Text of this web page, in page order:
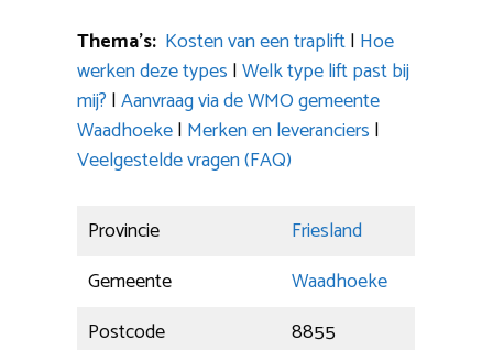
Thema’s: Kosten van een traplift| Hoe
werken deze types |Welk type lift past bij
mij? |Aanvraag via de WMO gemeente
Waadhoeke| Merken en leveranciers |
Veelgestelde vragen (FAQ)
Provincie
Friesland
Gemeente
Waadhoeke
Postcode
8855